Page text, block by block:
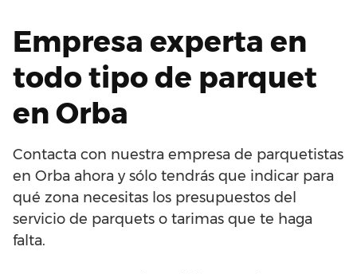
Empresa experta en
todo tipo de parquet
en Orba
Contacta con nuestra empresa de parquetistas
en Orba ahora y sólo tendrás que indicar para
qué zona necesitas los presupuestos del
servicio de parquets o tarimas que te haga
falta.